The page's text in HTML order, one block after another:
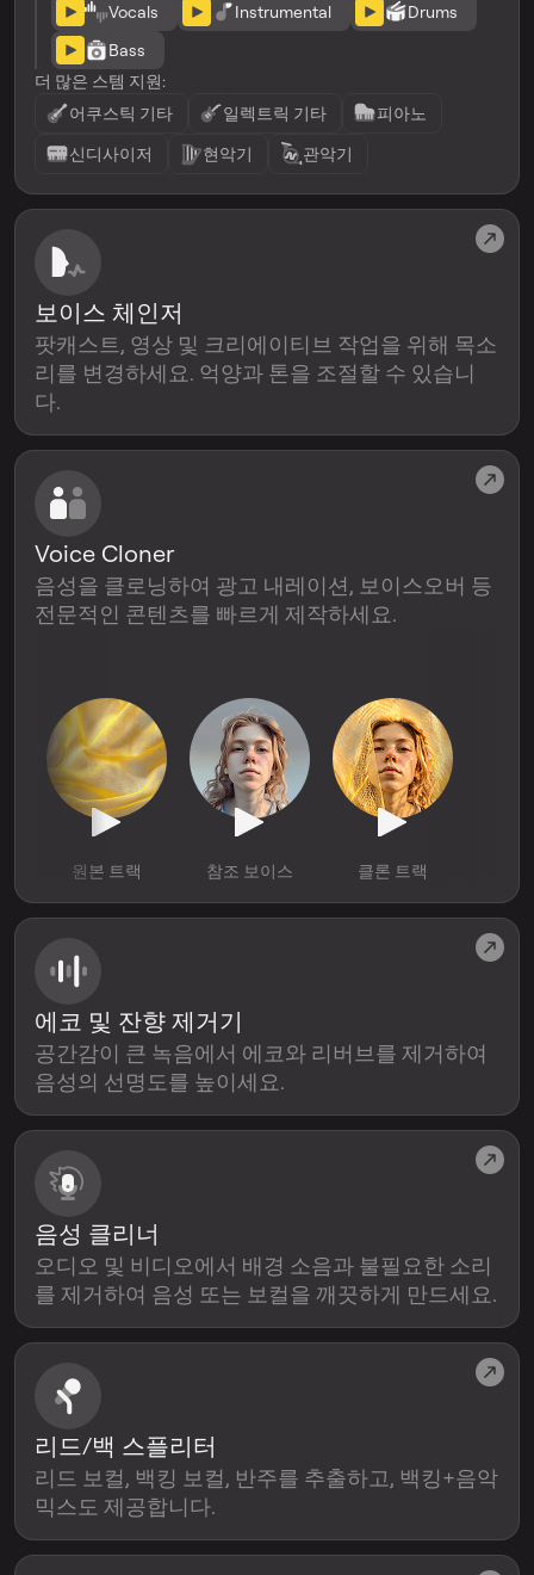
Vocals
Instrumental
Drums
Bass
더 많은 스템 지원:
어쿠스틱 기타
일렉트릭 기타
피아노
신디사이저
현악기 관악기
음성 클리너
오디오 및 비디오에서 배경 소음과 불필요한 소리
를 제거하여 음성 또는 보컬을 깨끗하게 만드세요.
보이스 체인저
팟캐스트, 영상 및 크리에이티브 작업을 위해 목소
리를 변경하세요. 억양과 톤을 조절할 수 있습니
다.
Voice Cloner
음성을 클로닝하여 광고 내레이션, 보이스오버 등
전문적인 콘텐츠를 빠르게 제작하세요.
원본 트랙 참조 보이스 클론 트랙
에코 및 잔향 제거기
공간감이 큰 녹음에서 에코와 리버브를 제거하여
음성의 선명도를 높이세요.
리드/백 스플리터
리드 보컬, 백킹 보컬, 반주를 추출하고, 백킹+음악
믹스도 제공합니다.